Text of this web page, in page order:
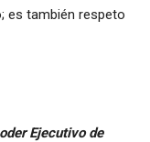
es también respeto
Ejecutivo de